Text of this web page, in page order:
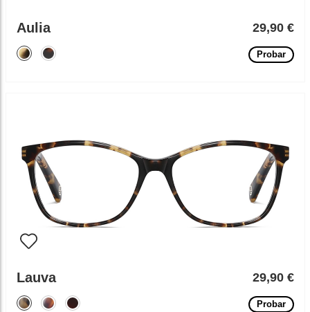
Aulia 29,90 €
Probar
Lauva 29,90 €
Probar